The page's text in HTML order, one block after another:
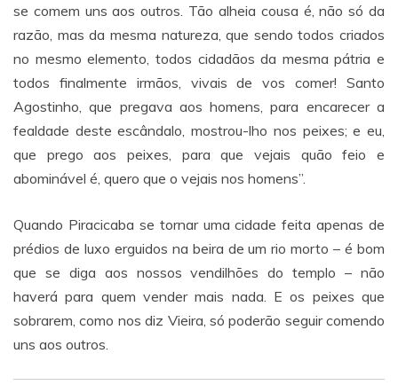
se comem uns aos outros. Tão alheia cousa é, não só da
razão, mas da mesma natureza, que sendo todos criados
no mesmo elemento, todos cidadãos da mesma pátria e
todos finalmente irmãos, vivais de vos comer! Santo
Agostinho, que pregava aos homens, para encarecer a
fealdade deste escândalo, mostrou-lho nos peixes; e eu,
que prego aos peixes, para que vejais quão feio e
abominável é, quero que o vejais nos homens”.
Quando Piracicaba se tornar uma cidade feita apenas de
prédios de luxo erguidos na beira de um rio morto – é bom
que se diga aos nossos vendilhões do templo – não
haverá para quem vender mais nada. E os peixes que
sobrarem, como nos diz Vieira, só poderão seguir comendo
uns aos outros.